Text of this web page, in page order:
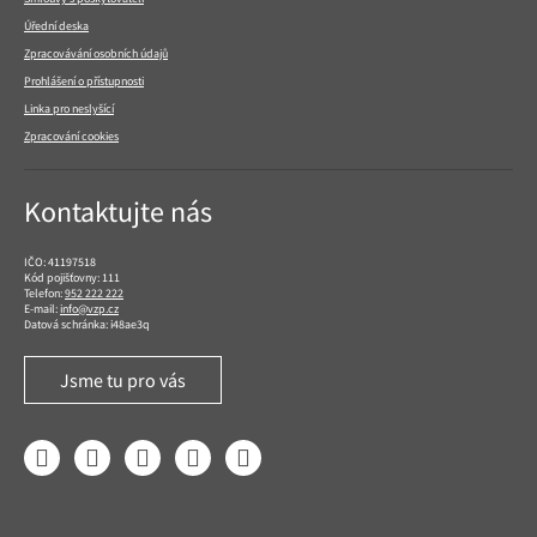
Úřední deska
Zpracovávání osobních údajů
Prohlášení o přístupnosti
Linka pro neslyšící
Zpracování cookies
Kontaktujte nás
IČO: 41197518
Kód pojišťovny: 111
Telefon:952 222 222
E-mail:info@vzp.cz
Datová schránka: i48ae3q
Jsme tu pro vás
FacebookLinkedIn YouTube InstagramTwitter